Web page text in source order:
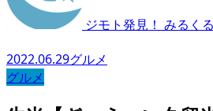
ジモト発見！ みるく
2022.06.29グルメ
グルメ